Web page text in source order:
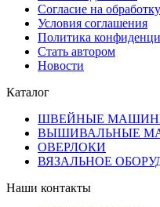
Согласие на
Условия соглашения
Политика
Стать автором
Новости
Каталог
ШВЕЙНЫЕ
ВЫШИВАЛЬНЫЕ
ОВЕРЛОКИ
ВЯЗАЛЬНОЕ
Наши контакты